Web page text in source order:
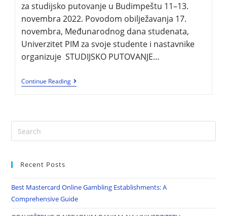
za studijsko putovanje u Budimpeštu 11–13.
novembra 2022. Povodom obilježavanja 17.
novembra, Međunarodnog dana studenata,
Univerzitet PIM za svoje studente i nastavnike
organizuje STUDIJSKO PUTOVANJE…
Continue Reading
Recent Posts
Best Mastercard Online Gambling Establishments: A
Comprehensive Guide